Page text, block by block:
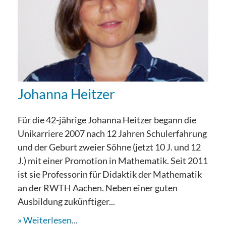
Johanna Heitzer
Für die 42-jährige Johanna Heitzer begann die
Unikarriere 2007 nach 12 Jahren Schulerfahrung
und der Geburt zweier Söhne (jetzt 10 J. und 12
J.) mit einer Promotion in Mathematik. Seit 2011
ist sie Professorin für Didaktik der Mathematik
an der RWTH Aachen. Neben einer guten
Ausbildung zukünftiger...
Weiterlesen...